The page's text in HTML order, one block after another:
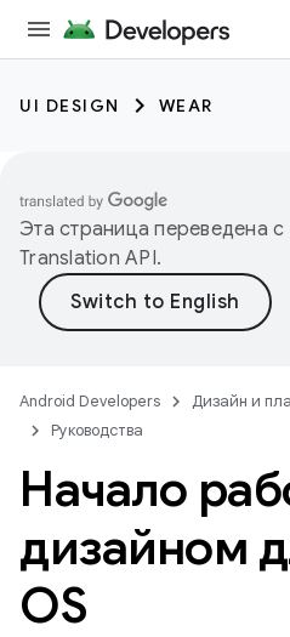
UI DESIGN WEAR
Эта страница переведена
Translation API.
Android Developers Дизайн и
Руководства
Начало
дизайном
OS